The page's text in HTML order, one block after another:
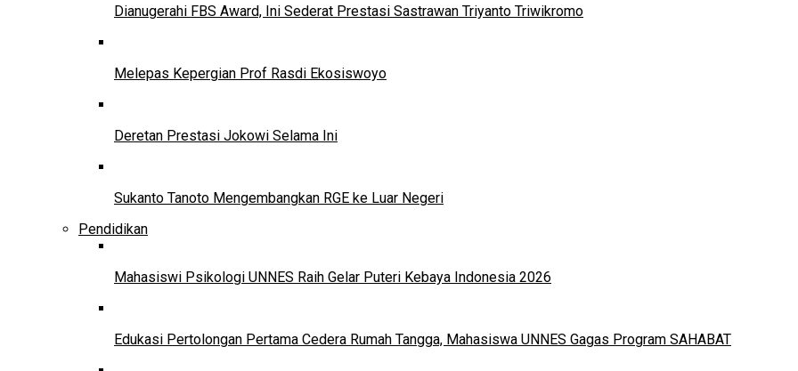
Dianugerahi FBS Award, Ini Sederat Prestasi Sastrawan Triyanto Triwikromo
Melepas Kepergian Prof Rasdi Ekosiswoyo
Deretan Prestasi Jokowi Selama Ini
Sukanto Tanoto Mengembangkan RGE ke Luar Negeri
Pendidikan
Mahasiswi Psikologi UNNES Raih Gelar Puteri Kebaya Indonesia 2026
Edukasi Pertolongan Pertama Cedera Rumah Tangga, Mahasiswa UNNES Gagas Program SAHABAT